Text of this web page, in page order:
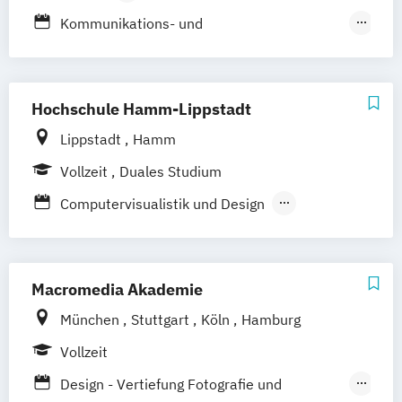
Kunstwissenschaft und Transkulturalität
Psychologie
Berufsbegleitendes Präsenzstudium
Kommunikations- und
Multimedia- und Marktmanagement
Kommunikationsdesign
Medien Medieninformatik
Medientechnik Ton und Bild
Hochschule Hamm-Lippstadt
Lippstadt
Hamm
Vollzeit
Duales Studium
Computervisualistik und Design
Macromedia Akademie
München Stuttgart Köln
Hamburg
Vollzeit
Design - Vertiefung Fotografie und